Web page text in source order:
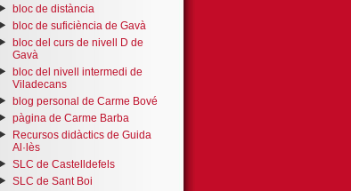
bloc de distància
bloc de suficiència de Gavà
bloc del curs de nivell D de
Gavà
bloc del nivell intermedi de
Viladecans
blog personal de Carme Bové
pàgina de Carme Barba
Recursos didàctics de Guida
Al·lès
SLC de Castelldefels
SLC de Sant Boi